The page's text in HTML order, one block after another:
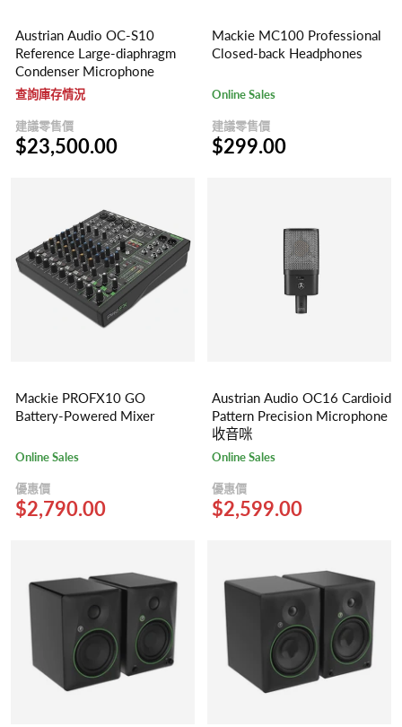
Austrian Audio OC-S10
Reference Large-diaphragm
Condenser Microphone
查詢庫存情況
建議零售價
$23,500.00
Mackie MC100 Professional
Closed-back Headphones
Online Sales
建議零售價
$299.00
Mackie PROFX10 GO
Battery-Powered Mixer
Online Sales
優惠價
$2,790.00
Austrian Audio OC16 Cardioid
Pattern Precision Microphone
收音咪
Online Sales
優惠價
$2,599.00